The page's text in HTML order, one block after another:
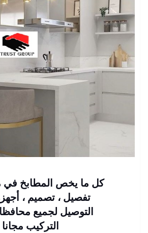
كل ما يخص المطابخ في
تفصيل ، تصميم ،
التوصيل لجميع
التركيب مجانا